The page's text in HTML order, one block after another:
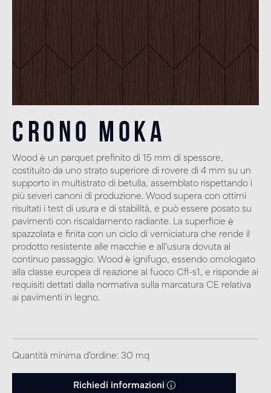
Crono Moka
Wood è un parquet prefinito di 15 mm di spessore,
costituito da uno strato superiore di rovere di 4 mm su un
supporto in multistrato di betulla, assemblato rispettando i
più severi canoni di produzione. Wood supera con ottimi
risultati i test di usura e di stabilità, e può essere posato su
pavimenti con riscaldamento radiante. La superficie è
spazzolata e finita con un ciclo di verniciatura che rende il
prodotto resistente alle macchie e all’usura dovuta al
continuo passaggio. Wood è ignifugo, essendo omologato
alla classe europea di reazione al fuoco Cfl-s1, e risponde ai
requisiti dettati dalla normativa sulla marcatura CE relativa
ai pavimenti in legno.
Quantità minima d’ordine: 30 mq
Richiedi informazioni